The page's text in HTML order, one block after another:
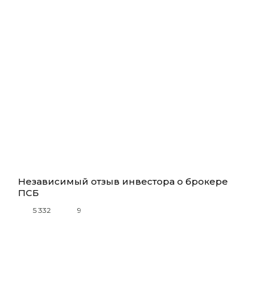
Независимый отзыв инвестора о брокере
ПСБ
5 332 9